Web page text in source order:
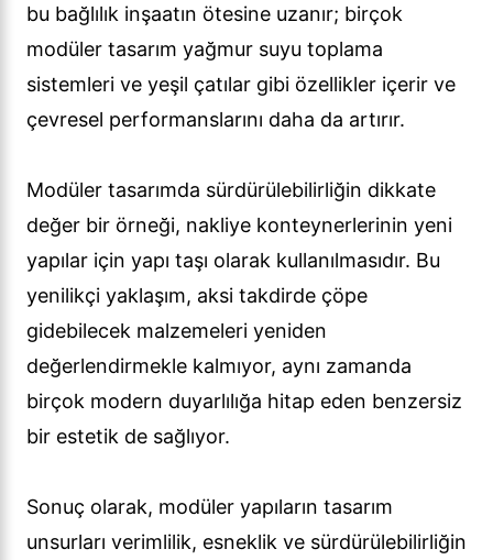
bu bağlılık inşaatın ötesine uzanır; birçok
modüler tasarım yağmur suyu toplama
sistemleri ve yeşil çatılar gibi özellikler içerir ve
çevresel performanslarını daha da artırır.
Modüler tasarımda sürdürülebilirliğin dikkate
değer bir örneği, nakliye konteynerlerinin yeni
yapılar için yapı taşı olarak kullanılmasıdır. Bu
yenilikçi yaklaşım, aksi takdirde çöpe
gidebilecek malzemeleri yeniden
değerlendirmekle kalmıyor, aynı zamanda
birçok modern duyarlılığa hitap eden benzersiz
bir estetik de sağlıyor.
Sonuç olarak, modüler yapıların tasarım
unsurları verimlilik, esneklik ve sürdürülebilirliğin